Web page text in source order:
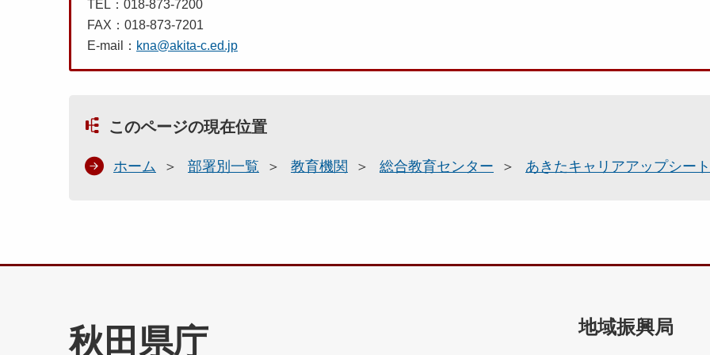
TEL：018-873-7200
FAX：018-873-7201
E-mail： kna@akita-c.ed.jp
このページの現在位置
ホーム 部署別一覧 教育機関 総合教育センター あきたキャリアアップシート
秋田県庁 地域振興局